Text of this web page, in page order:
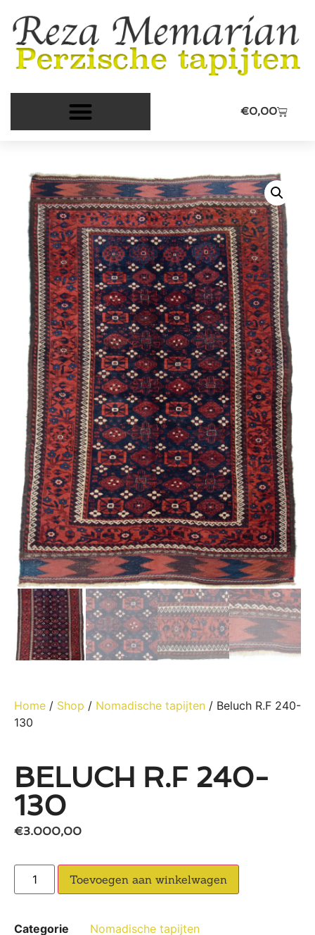
€0,00
Home / Shop / Nomadische tapijten / Beluch R.F 240-
130
BELUCH R.F 240-
130
€3.000,00
Toevoegen aan winkelwagen
Categorie Nomadische tapijten